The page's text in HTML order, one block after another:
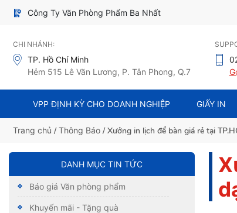
Công Ty Văn Phòng Phẩm Ba Nhất
CHI NHÁNH:
TP. Hồ Chí Minh
Hẻm 515 Lê Văn Lương, P. Tân Phong, Q.7
VPP ĐỊNH KỲ CHO DOANH NGHIỆP GIẤY IN
Trang chủ /Thông Báo / Xưởng in lịch để bàn giá rẻ tại
DANH MỤC TIN TỨC
Báo giá Văn phòng phẩm
Khuyến mãi - Tặng quà